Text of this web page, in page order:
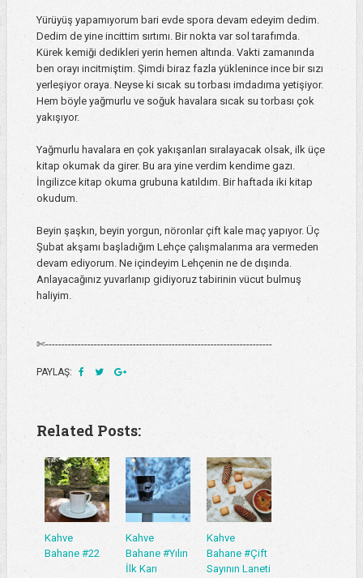
Yürüyüş yapamıyorum bari evde spora devam edeyim dedim.
Dedim de yine incittim sırtımı. Bir nokta var sol tarafımda.
Kürek kemiği dedikleri yerin hemen altında. Vakti zamanında
ben orayı incitmiştim. Şimdi biraz fazla yüklenince ince bir sızı
yerleşiyor oraya. Neyse ki sıcak su torbası imdadıma yetişiyor.
Hem böyle yağmurlu ve soğuk havalara sıcak su torbası çok
yakışıyor.
Yağmurlu havalara en çok yakışanları sıralayacak olsak, ilk üçe
kitap okumak da girer. Bu ara yine verdim kendime gazı.
İngilizce kitap okuma grubuna katıldım. Bir haftada iki kitap
okudum.
Beyin şaşkın, beyin yorgun, nöronlar çift kale maç yapıyor. Üç
Şubat akşamı başladığım Lehçe çalışmalarıma ara vermeden
devam ediyorum. Ne içindeyim Lehçenin ne de dışında.
Anlayacağınız yuvarlanıp gidiyoruz tabirinin vücut bulmuş
haliyim.
✄----------------------------------------------------------------------
PAYLAŞ:
Related Posts:
Kahve
Bahane #22
Kahve
Bahane #Yılın
İlk Karı
Kahve
Bahane #Çift
Sayının Laneti